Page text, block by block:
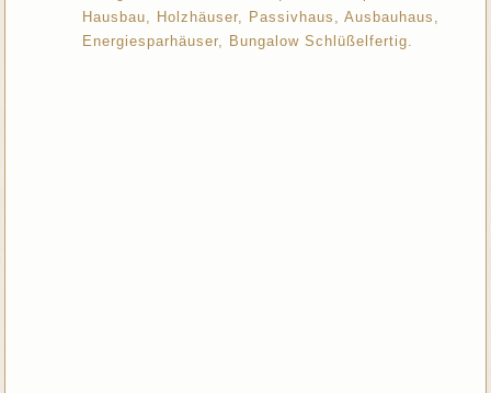
Hausbau, Holzhäuser, Passivhaus, Ausbauhaus,
Energiesparhäuser, Bungalow Schlüßelfertig.